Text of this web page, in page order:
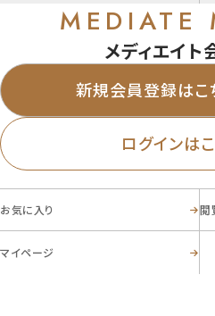
MEDIATE
メディエイト
新規会員登録はこ
ログインは
お気に入り 閲
マイページ